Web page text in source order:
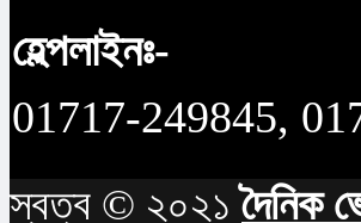
হেল্পলাইনঃ-
01717-249845,
স্বত্ব © ২০২১দৈনিক